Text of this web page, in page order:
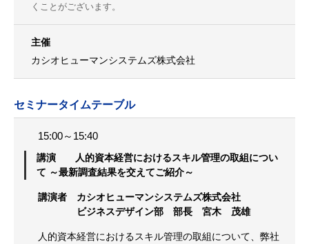
くことがございます。
主催
カシオヒューマンシステムズ株式会社
セミナータイムテーブル
15:00～15:40
講演 人的資本経営におけるスキル管理の取組につい
て ～最新調査結果を交えてご紹介～
講演者 カシオヒューマンシステムズ株式会社
ビジネスデザイン部 部長 宮木 茂雄
人的資本経営におけるスキル管理の取組について、弊社